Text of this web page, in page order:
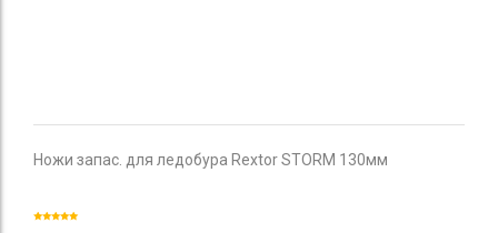
Ножи запас. для ледобура Rextor STORM 130мм